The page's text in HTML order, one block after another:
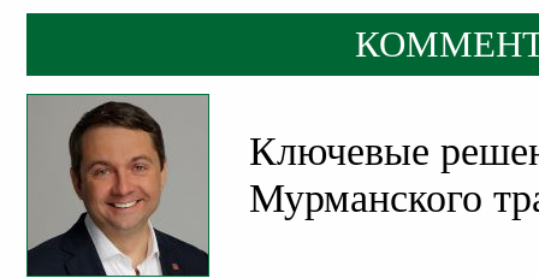
Ключевые
Мурманского